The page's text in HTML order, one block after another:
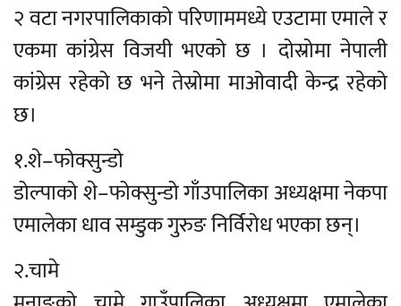
२ वटा नगरपालिकाको परिणाममध्ये एउटामा एमाले र
एकमा कांग्रेस विजयी भएको छ । दोस्रोमा नेपाली
कांग्रेस रहेको छ भने तेस्रोमा माओवादी केन्द्र रहेको
छ।
१.शे–फोक्सुन्डो
डोल्पाको शे–फोक्सुन्डो गाँउपालिका अध्यक्षमा नेकपा
एमालेका धाव सम्डुक गुरुङ निर्विरोध भएका छन्।
२.चामे